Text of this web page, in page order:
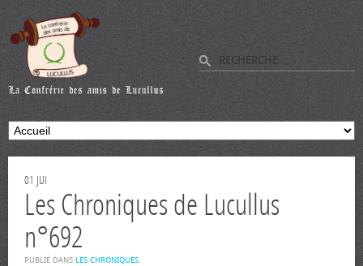
01 JUI
Les Chroniques de Lucullus
n°692
PUBLIÉ DANS LES CHRONIQUES.